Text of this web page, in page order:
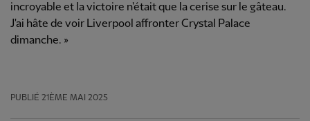
incroyable et la victoire n'était que la cerise sur le gâteau.
J'ai hâte de voir Liverpool affronter Crystal Palace
dimanche. »
PUBLIÉ 21ÈME MAI 2025